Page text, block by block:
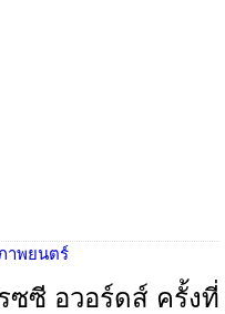
าพยนตร์
ซซี อวอร์ดส์ ครั้งที่